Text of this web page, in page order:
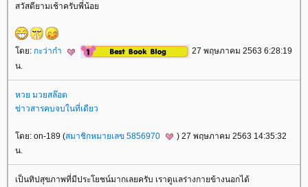
สวัสดียามเช้าครับพี่น้อ
ดย: กะว่าก๋า
27 พฤษภาคม 2563 6:28:19
น.
หวย มวยสล๊อต
ข่าวสารคบจบในที่เดียว
ดย: on-189 (สมาชิกหมายเลข 5856970
) 27 พฤษภาคม 2563 14:35:32
น.
เป็นทิปสุขภาพที่มีประโยชน์มากเลยครับ เราดูแลร่างกายข้างนอกได้